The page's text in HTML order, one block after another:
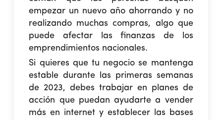
empezar un nuevo año ahorrando y no
realizando muchas compras, algo que
puede afectar las finanzas de los
emprendimientos nacionales.
Si quieres que tu negocio se mantenga
estable durante las primeras semanas
de 2023, debes trabajar en planes de
acción que puedan ayudarte a vender
más en internet y establecer las bases